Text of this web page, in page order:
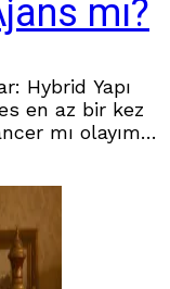
mı?
Hybrid Yapı
en az bir kez
mı olayım,
kalmamız
olarak devam
yapımı